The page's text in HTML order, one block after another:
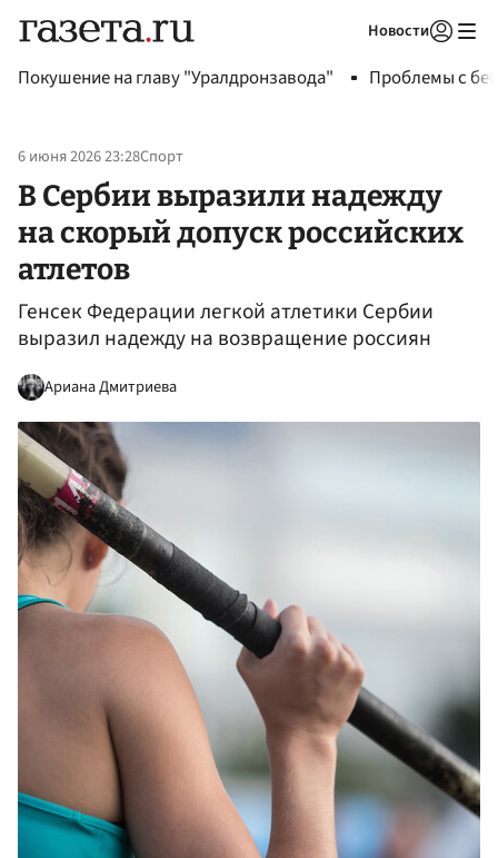
Новости
Покушение на главу "Уралдронзавода" Проблемы с
6 июня 2026 23:28Спорт
В Сербии выразили надежду
на скорый допуск российских
атлетов
Генсек Федерации легкой атлетики Сербии
выразил надежду на возвращение россиян
Ариана Дмитриева